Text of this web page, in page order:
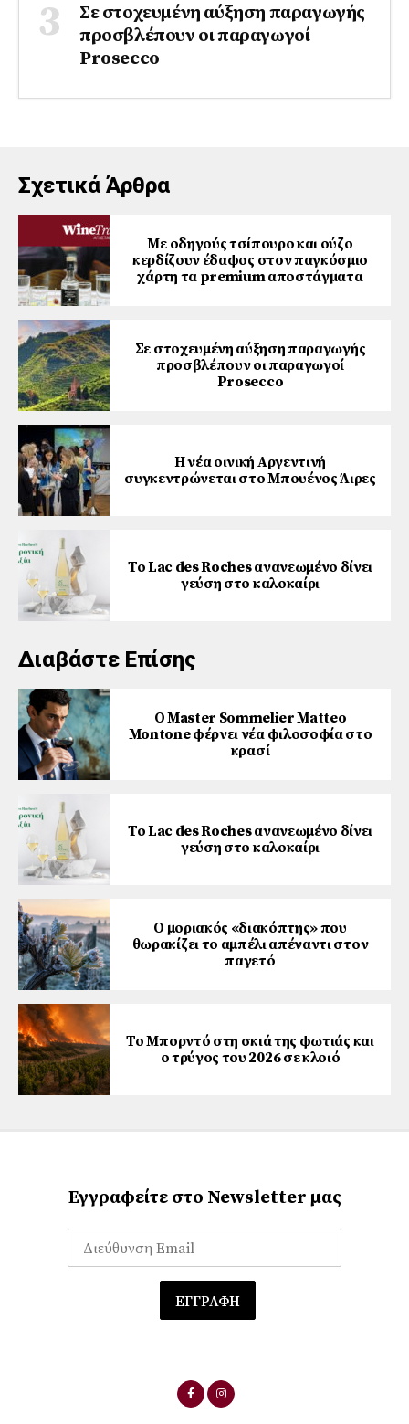
Σε στοχευμένη αύξηση παραγωγής
προσβλέπουν οι παραγωγοί
Prosecco
Σχετικά Άρθρα
Με οδηγούς τσίπουρο και ούζο
κερδίζουν έδαφος στoν παγκόσμιο
χάρτη τα premium αποστάγματα
Σε στοχευμένη αύξηση παραγωγής
προσβλέπουν οι παραγωγοί
Prosecco
Η νέα οινική Αργεντινή
συγκεντρώνεται στο Μπουένος Άιρες
Το Lac des Roches ανανεωμένο δίνει
γεύση στο καλοκαίρι
Διαβάστε Επίσης
Ο Master Sommelier Matteo
Montone φέρνει νέα φιλοσοφία στο
κρασί
Το Lac des Roches ανανεωμένο δίνει
γεύση στο καλοκαίρι
Ο μοριακός «διακόπτης» που
θωρακίζει το αμπέλι απέναντι στον
παγετό
Το Μπορντό στη σκιά της φωτιάς και
ο τρύγος του 2026 σε κλοιό
Εγγραφείτε στο Newsletter μας